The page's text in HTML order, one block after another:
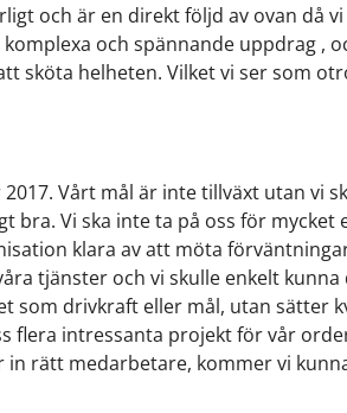
och är en direkt följd av ovan då
och spännande uppdrag ,
sköta helheten. Vilket vi ser som
Vårt mål är inte tillväxt utan vi
bra. Vi ska inte ta på oss för mycket
klara av att möta
tjänster och vi skulle enkelt
som drivkraft eller mål, utan sätter
flera intressanta projekt för vår
rätt medarbetare, kommer vi